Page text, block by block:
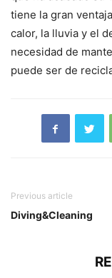
tiene la gran
calor, la lluvia y el
necesidad de
puede ser de
Previous article
Diving&Cleaning